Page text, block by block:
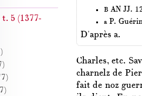
B AN JJ.
aP.
D'après a.
Charles, etc.
charnelz de
fait de noz
5 (1377-